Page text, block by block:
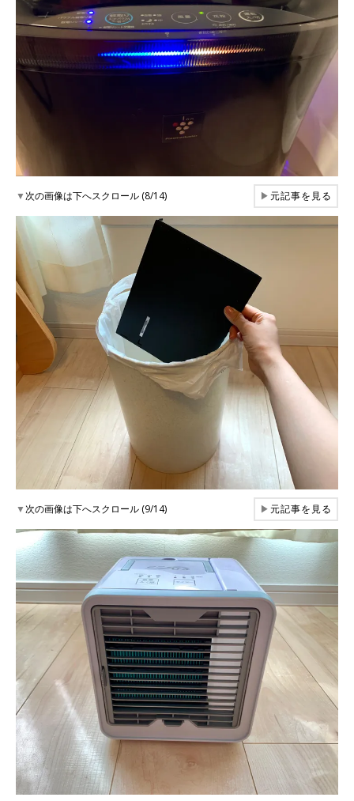
▼次の画像は下へスクロール (8/14) ▶元記事を見る
▼次の画像は下へスクロール (9/14) ▶元記事を見る